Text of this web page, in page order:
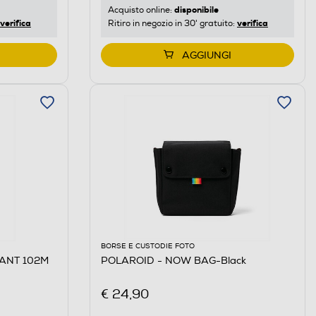
verifica
Acquisto online: disponibile
Ritiro in negozio in 30' gratuito: verifica
AGGIUNGI
102M
BORSE E CUSTODIE FOTO
POLAROID - NOW BAG-Black
€ 24,90